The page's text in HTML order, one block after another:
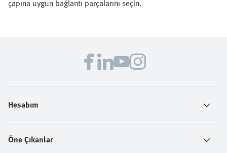
çapına uygun bağlantı parçalarını seçin.
Hesabım
Öne Çıkanlar